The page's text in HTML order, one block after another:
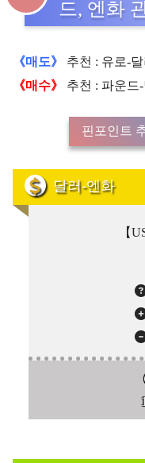
드, 엔화
《매도》
추천 : 유로-달
《매수》
추천 : 파운드
핀포인트
달러-엔화
【